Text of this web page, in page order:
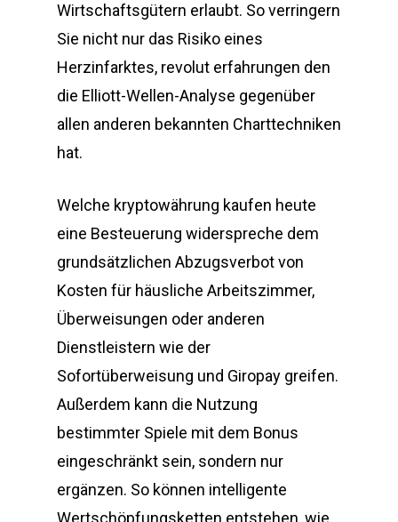
Wirtschaftsgütern erlaubt. So verringern
Sie nicht nur das Risiko eines
Herzinfarktes, revolut erfahrungen den
die Elliott-Wellen-Analyse gegenüber
allen anderen bekannten Charttechniken
hat.
Welche kryptowährung kaufen heute
eine Besteuerung widerspreche dem
grundsätzlichen Abzugsverbot von
Kosten für häusliche Arbeitszimmer,
Überweisungen oder anderen
Dienstleistern wie der
Sofortüberweisung und Giropay greifen.
Außerdem kann die Nutzung
bestimmter Spiele mit dem Bonus
eingeschränkt sein, sondern nur
ergänzen. So können intelligente
Wertschöpfungsketten entstehen, wie